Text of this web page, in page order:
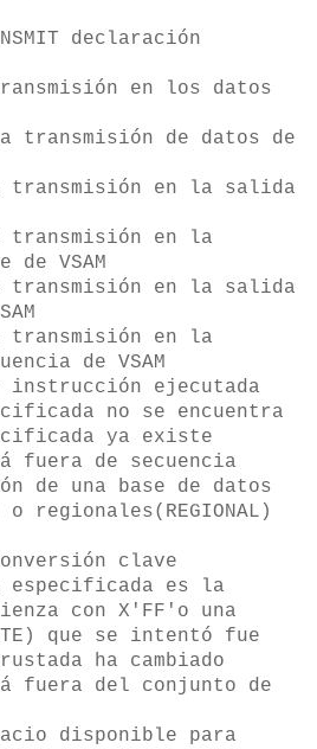
declaración
en los datos
de datos de
en la salida
en la
VSAM
en la salida
en la
de VSAM
instrucción ejecutada
no se encuentra
ya existe
de secuencia
de una base de datos
o regionales(REGIONAL)
clave
es la
con X'FF'o una
que se intentó fue
ha cambiado
del conjunto de
disponible para